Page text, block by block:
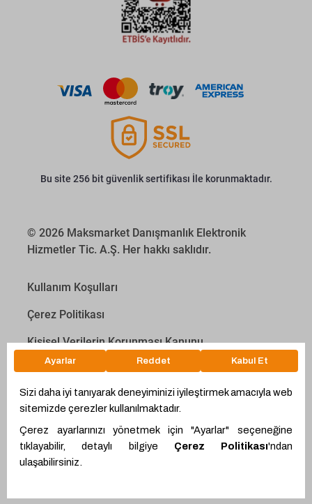
WhatsApp
Teklif Hattı
Bu site 256 bit güvenlik sertifikası İle korunmaktadır.
© 2026 Maksmarket Danışmanlık Elektronik
Hizmetler Tic. A.Ş. Her hakkı saklıdır.
Kullanım Koşulları
Çerez Politikası
Kişisel Verilerin Korunması Kanunu
İletişim Aydınlatma Metni
Proyakıt
Ödeme Hesaplama Aracı